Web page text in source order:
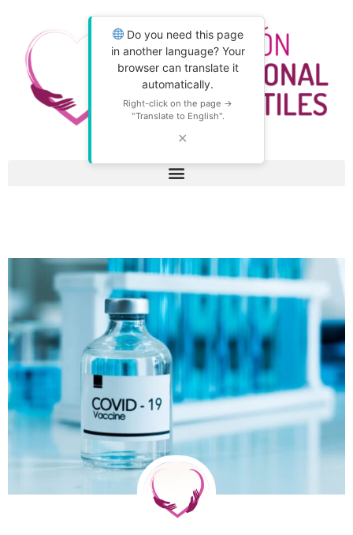
Do you need this page
in another language? Your
browser can translate it
automatically.
Right-click on the page →
"Translate to English".
✕